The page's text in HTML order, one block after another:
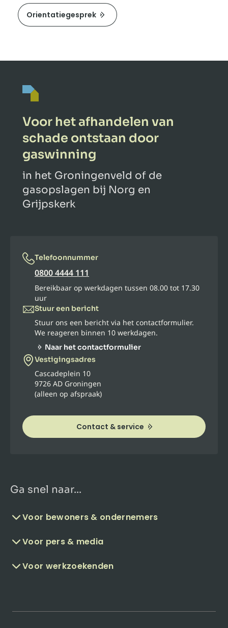
Orientatiegesprek
Voor het afhandelen van
schade ontstaan door
gaswinning
in het Groningenveld of de
gasopslagen bij Norg en
Grijpskerk
Telefoonnummer
0800 4444 111
Bereikbaar op werkdagen tussen 08.00 tot 17.30
uur
Stuur een bericht
Stuur ons een bericht via het contactformulier.
We reageren binnen 10 werkdagen.
Naar het contactformulier
Vestigingsadres
Cascadeplein 10
9726 AD Groningen
(alleen op afspraak)
Contact & service
Ga snel naar...
Voor bewoners & ondernemers
Voor pers & media
Voor werkzoekenden